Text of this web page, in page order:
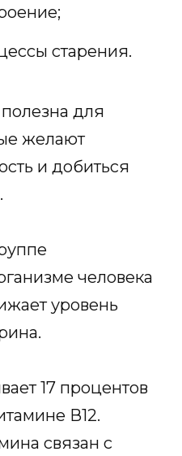
старения.
для
желают
и добиться
человека
уровень
17 процентов
В12.
связан с